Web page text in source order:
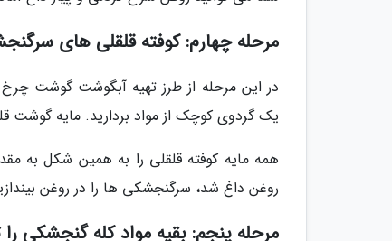
مرحله چهارم: کوفته قلقلی های
در این مرحله از طرز تهیه آبگوشت گوشت چرخ
یک گردوی کوچک از مواد بردارید. مایه گوشت
همه مایه کوفته قلقلی را به همین شکل به
روغن داغ شد، سرگنجشکی ها را در روغن
مرحله پنجم: بقیه مواد کله گنجشکی